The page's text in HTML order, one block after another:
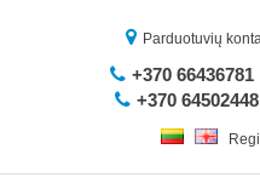
Parduotuvių
+370 66436781
+370 64502448